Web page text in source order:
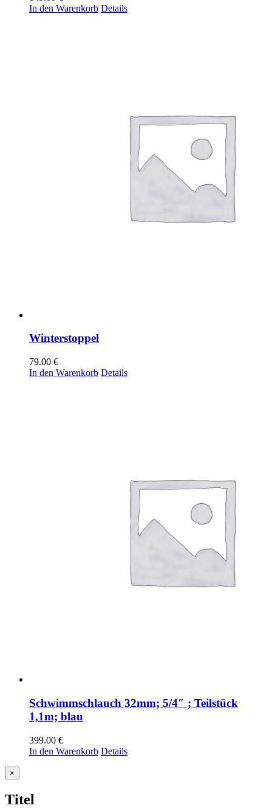
In den Warenkorb Details
Winterstoppel
79.00 €
In den Warenkorb Details
Schwimmschlauch 32mm; 5/4″ ; Teilstück
1,1m; blau
399.00 €
In den Warenkorb Details
Close
product
view
×
Titel